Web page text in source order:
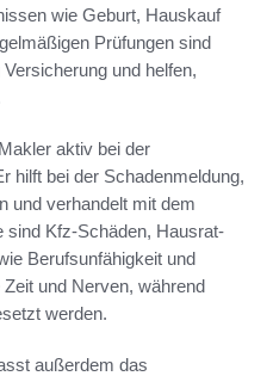
wie Geburt, Hauskauf
Prüfungen sind
und helfen,
aktiv bei der
hilft bei der Schadenmeldung,
und verhandelt mit dem
sind Kfz-Schäden, Hausrat-
Berufsunfähigkeit und
und Nerven, während
werden.
außerdem das